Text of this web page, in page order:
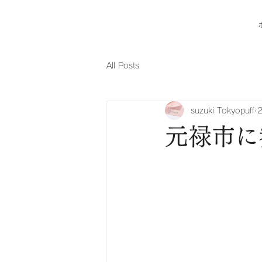
All Posts
元禄市
suzuki Tokyopuff